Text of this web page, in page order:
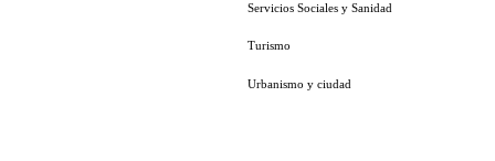
Servicios Sociales y Sanidad
Turismo
Urbanismo y ciudad